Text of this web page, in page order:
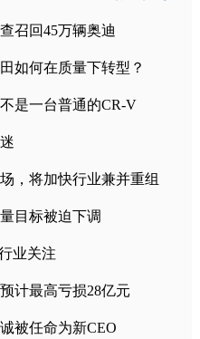
召回45万辆奥迪
如何在质量下转型？
是一台普通的CR-V
，将加快行业兼并重组
目标被迫下调
业关注
计最高亏损28亿元
被任命为新CEO